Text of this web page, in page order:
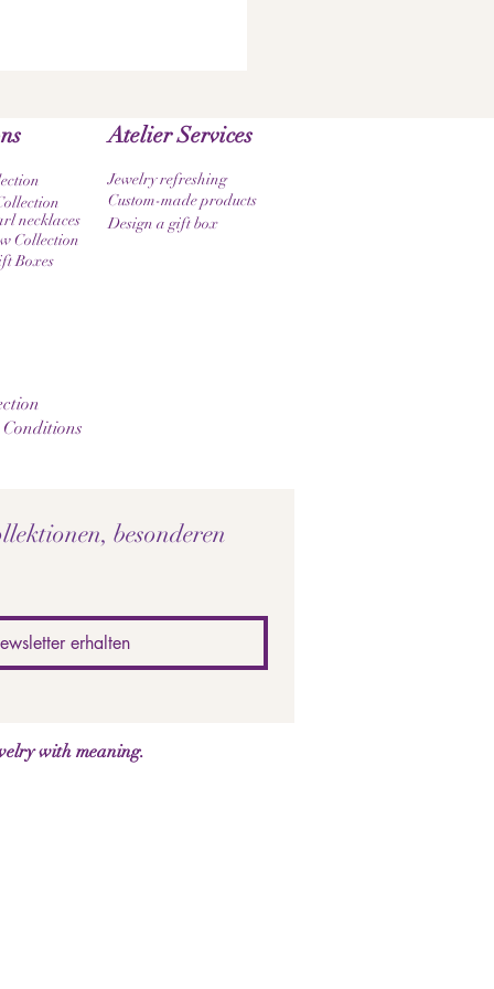
Collection
necklaces
Boxes
Atelier Services
Jewelry refreshing
Custom-made products
Design a gift box
besonderen
erhalten
with meaning.